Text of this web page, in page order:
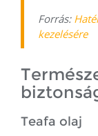
Forrás:
kezelésére
Teafa olaj